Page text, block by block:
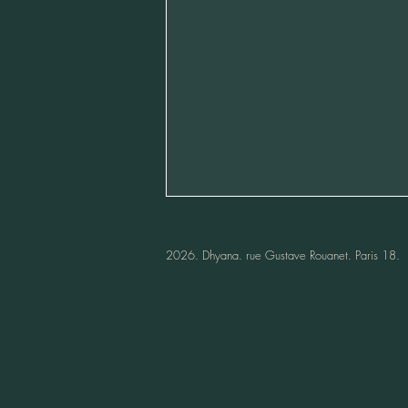
​2026. Dhyana. rue Gustave Rouanet. Paris 18.